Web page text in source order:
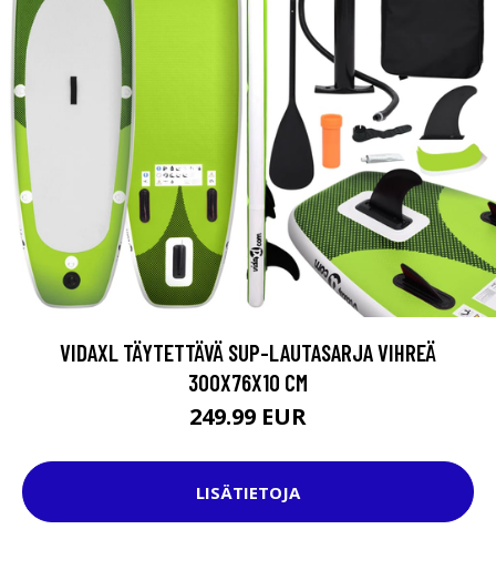
VIDAXL TÄYTETTÄVÄ SUP-LAUTASARJA VIHREÄ
300X76X10 CM
249.99 EUR
LISÄTIETOJA